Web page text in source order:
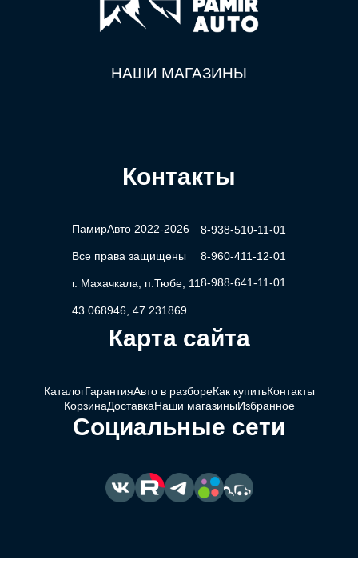
НАШИ МАГАЗИНЫ
Контакты
ПамирАвто 2022-2026
Все права защищены
г. Махачкала, п.Тюбе, 11
43.068946, 47.231869
8-938-510-11-01
8-960-411-12-01
8-988-641-11-01
Карта сайта
КаталогГарантияАвто в разбореКак купитьКонтакты
КорзинаДоставкаНаши магазиныИзбранное
Социальные сети